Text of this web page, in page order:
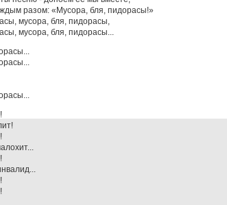
разом: «Мусора, бля, пидорасы!»
мусора, бля, пидорасы,
мусора, бля, пидорасы...